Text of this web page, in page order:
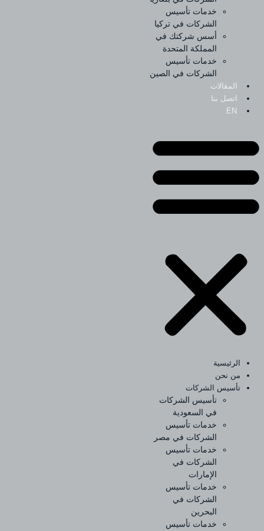
خدمات تأسيس
الشركات في تركيا
أسس شركتك في
المملكة المتحدة
خدمات تأسيس
الشركات في الصين
المقالات
اتصل بنا
EN
الرئيسية
من نحن
تأسيس الشركات
تأسيس الشركات
في السعودية
خدمات تأسيس
الشركات في مصر
خدمات تأسيس
الشركات في
الإمارات
خدمات تأسيس
الشركات في
البحرين
خدمات تأسيس